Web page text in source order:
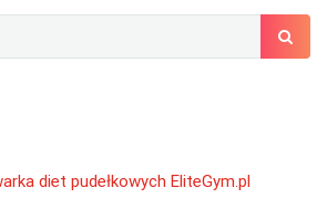
diet pudełkowych EliteGym.pl